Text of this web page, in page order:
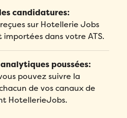
candidatures:
sur Hotellerie Jobs
dans votre ATS.
poussées:
pouvez suivre la
de vos canaux de
HotellerieJobs.